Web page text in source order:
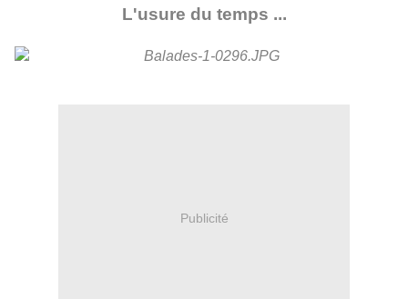
L'usure du temps ...
Publicité